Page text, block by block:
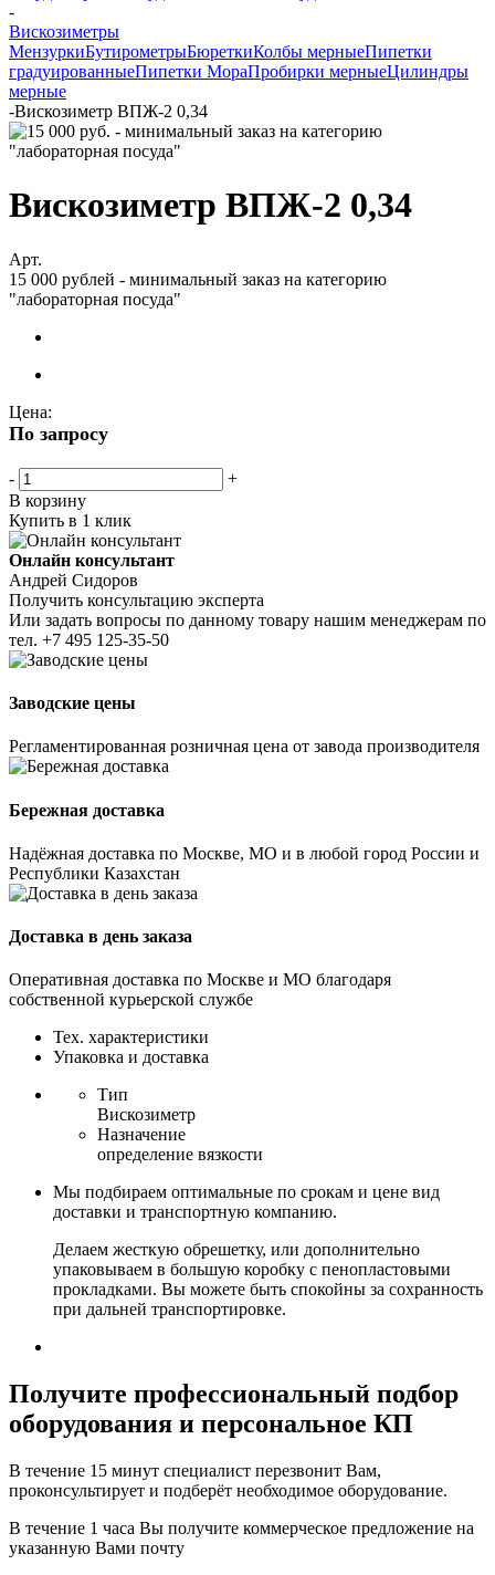
-
Вискозиметры
МензуркиБутирометрыБюреткиКолбы мерныеПипетки
градуированныеПипетки МораПробирки мерныеЦилиндры
мерные
-Вискозиметр ВПЖ-2 0,34
Вискозиметр ВПЖ-2 0,34
Арт.
15 000 рублей - минимальный заказ на категорию
"лабораторная посуда"
Цена:
По запросу
-
+
В корзину
Купить в 1 клик
Онлайн консультант
Андрей Сидоров
Получить консультацию эксперта
Или задать вопросы по данному товару нашим менеджерам по
тел. +7 495 125-35-50
Заводские цены
Регламентированная розничная цена от завода производителя
Бережная доставка
Надёжная доставка по Москве, МО и в любой город России и
Республики Казахстан
Доставка в день заказа
Оперативная доставка по Москве и МО благодаря
собственной курьерской службе
Тех. характеристики
Упаковка и доставка
Тип
Вискозиметр
Назначение
определение вязкости
Мы подбираем оптимальные по срокам и цене вид
доставки и транспортную компанию.
Делаем жесткую обрешетку, или дополнительно
упаковываем в большую коробку с пенопластовыми
прокладками. Вы можете быть спокойны за сохранность
при дальней транспортировке.
Получите профессиональный подбор
оборудования и персональное КП
В течение 15 минут специалист перезвонит Вам,
проконсультирует и подберёт необходимое оборудование.
В течение 1 часа Вы получите коммерческое предложение на
указанную Вами почту